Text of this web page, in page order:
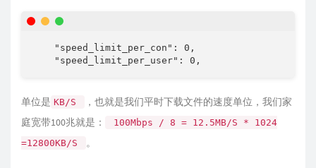
    "speed_limit_per_con": 0,
    "speed_limit_per_user": 0,
单位是 KB/S
，也就是我们平时下载文件的速度单位，我们家
庭宽带100兆就是：
100Mbps / 8 = 12.5MB/S * 1024
=12800KB/S
。